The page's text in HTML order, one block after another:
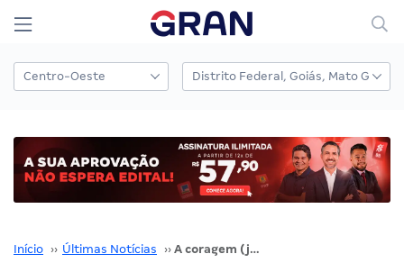
Início ›› Últimas Notícias ›› A coragem (já) está dentro de você